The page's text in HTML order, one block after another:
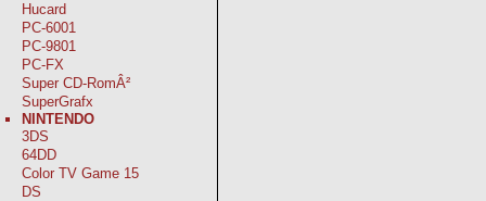
Hucard
PC-6001
PC-9801
PC-FX
Super CD-RomÂ²
SuperGrafx
NINTENDO
3DS
64DD
Color TV Game 15
DS